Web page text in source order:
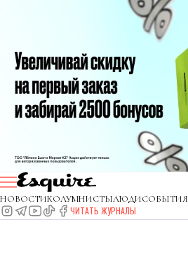
НОВОСТИКОЛУМНИСТЫЛЮДИСОБЫТИЯ
ЧИТАТЬ ЖУРНАЛЫ